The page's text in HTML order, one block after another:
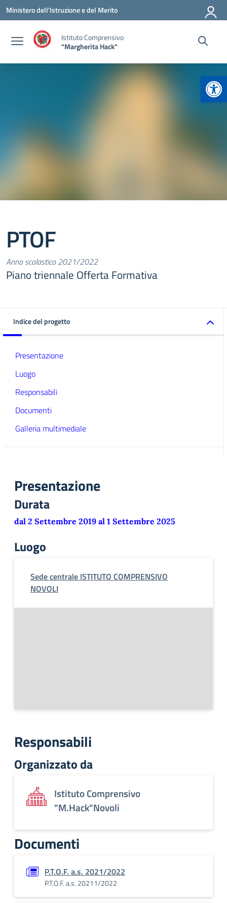
Vai ai contenuti
Vai al menu di navigazione
Vai al footer
Ministero dell'Istruzione e del Merito
Istituto Comprensivo
"Margherita Hack"
PTOF
Anno scolastico 2021/2022
Piano triennale Offerta Formativa
Indice del progetto
Presentazione
Luogo
Responsabili
Documenti
Galleria multimediale
Presentazione
Durata
dal 2 Settembre 2019 al 1 Settembre 2025
Luogo
Sede centrale ISTITUTO COMPRENSIVO
NOVOLI
Responsabili
Organizzato da
Istituto Comprensivo
"M.Hack"Novoli
Documenti
P.T.O.F. a.s. 2021/2022
P.T.O.F. a.s. 20211/2022